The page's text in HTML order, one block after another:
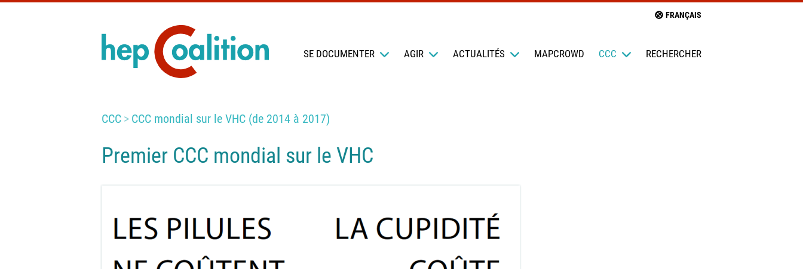
SE DOCUMENTER AGIR ACTUALITÉS MAPCROWD CCC RECHERCHER
FRANÇAIS
CCC CCC mondial sur le VHC (de 2014 à 2017)
Premier CCC mondial sur le VHC